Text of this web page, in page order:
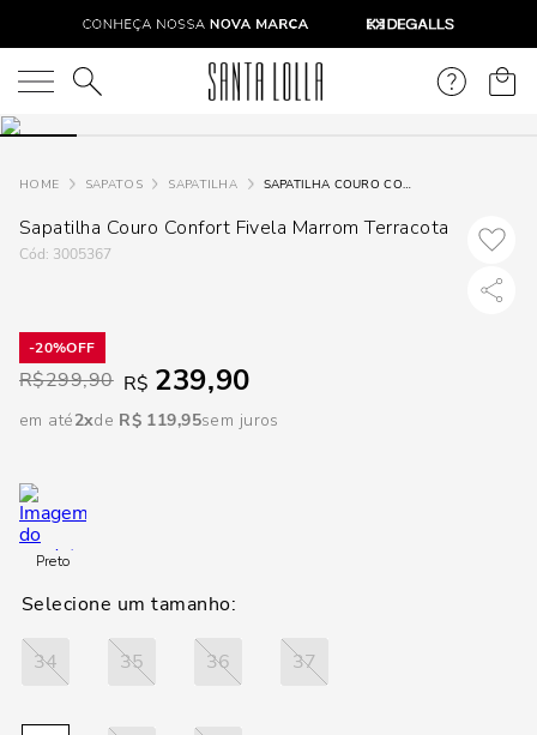
O que você está procurando?
SAPATOS SAPATILHA SAPATILHA COURO CONFORT FIVELA MARROM TERRACOTA
Sapatilha Couro Confort Fivela Marrom Terracota
: 3005367
20%
R$299,90 R$ 239,90
em até2 R$ 119,95sem juros
Preto
34 35 36 37